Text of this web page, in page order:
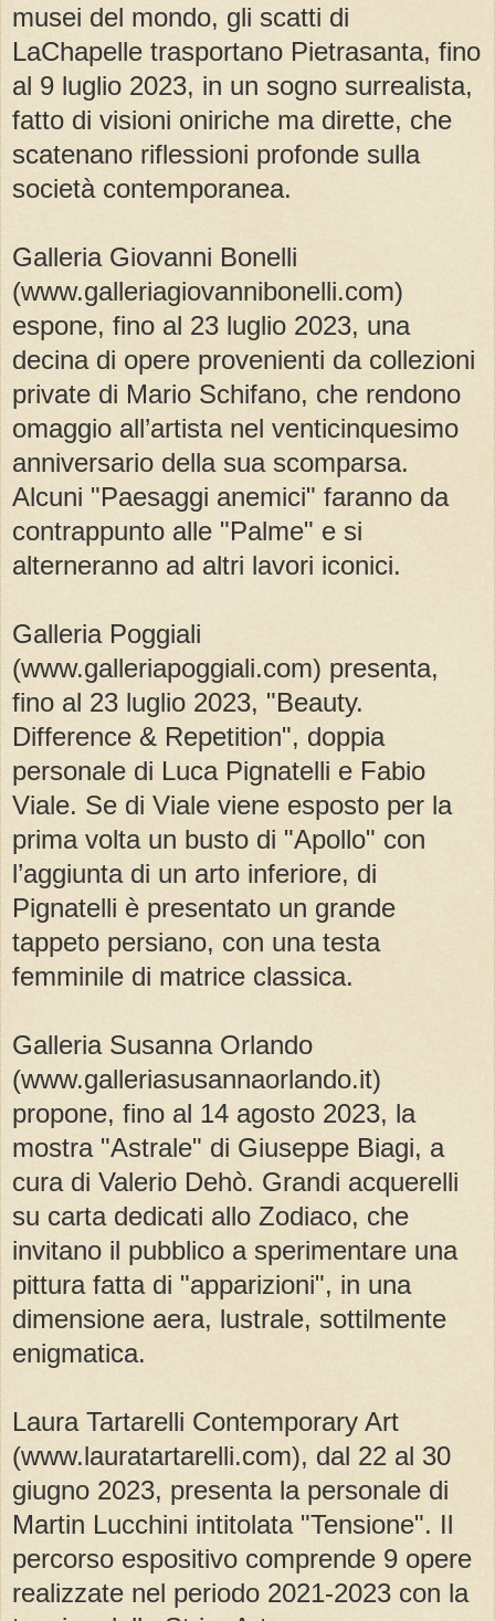
musei del mondo, gli scatti di
LaChapelle trasportano Pietrasanta, fino
al 9 luglio 2023, in un sogno surrealista,
fatto di visioni oniriche ma dirette, che
scatenano riflessioni profonde sulla
società contemporanea.
Galleria Giovanni Bonelli
(www.galleriagiovannibonelli.com)
espone, fino al 23 luglio 2023, una
decina di opere provenienti da collezioni
private di Mario Schifano, che rendono
omaggio all’artista nel venticinquesimo
anniversario della sua scomparsa.
Alcuni "Paesaggi anemici" faranno da
contrappunto alle "Palme" e si
alterneranno ad altri lavori iconici.
Galleria Poggiali
(www.galleriapoggiali.com) presenta,
fino al 23 luglio 2023, "Beauty.
Difference & Repetition", doppia
personale di Luca Pignatelli e Fabio
Viale. Se di Viale viene esposto per la
prima volta un busto di "Apollo" con
l’aggiunta di un arto inferiore, di
Pignatelli è presentato un grande
tappeto persiano, con una testa
femminile di matrice classica.
Galleria Susanna Orlando
(www.galleriasusannaorlando.it)
propone, fino al 14 agosto 2023, la
mostra "Astrale" di Giuseppe Biagi, a
cura di Valerio Dehò. Grandi acquerelli
su carta dedicati allo Zodiaco, che
invitano il pubblico a sperimentare una
pittura fatta di "apparizioni", in una
dimensione aera, lustrale, sottilmente
enigmatica.
Laura Tartarelli Contemporary Art
(www.lauratartarelli.com), dal 22 al 30
giugno 2023, presenta la personale di
Martin Lucchini intitolata "Tensione". Il
percorso espositivo comprende 9 opere
realizzate nel periodo 2021-2023 con la